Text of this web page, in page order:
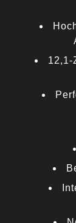
12,1-